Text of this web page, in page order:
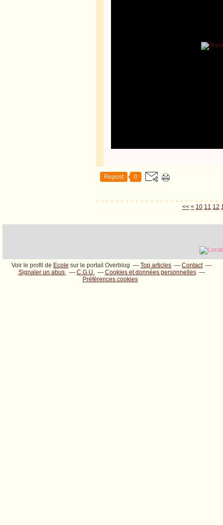
Repost 0
<< < 10 11 12
Voir le profil de Ecole sur le portail Overblog Top articles
Contact
Signaler un abus
C.G.U.
Cookies et données personnelles
Préférences cookies